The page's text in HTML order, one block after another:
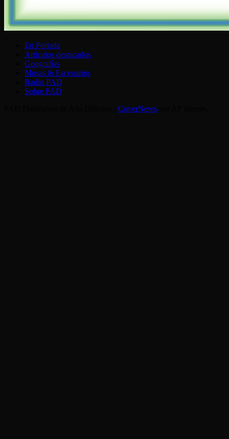
En Portada
Artículos destacados
Geografías
Musas & Escenarios
Radio PAD
Sobre PAD
CoverNews